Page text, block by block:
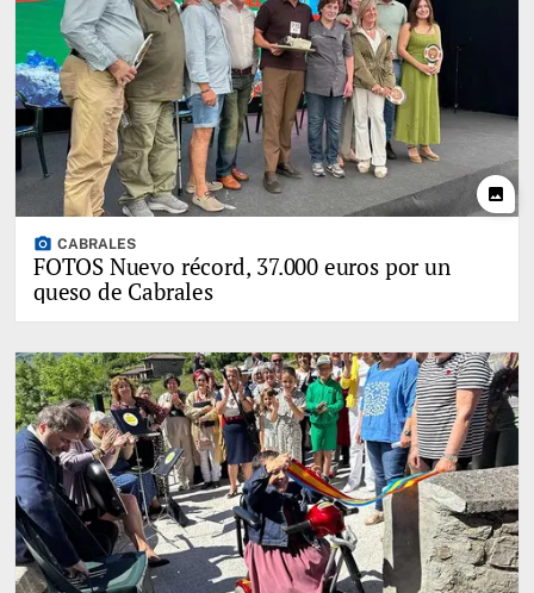
photo
photo_camera CABRALES
FOTOS Nuevo récord, 37.000 euros por un
queso de Cabrales